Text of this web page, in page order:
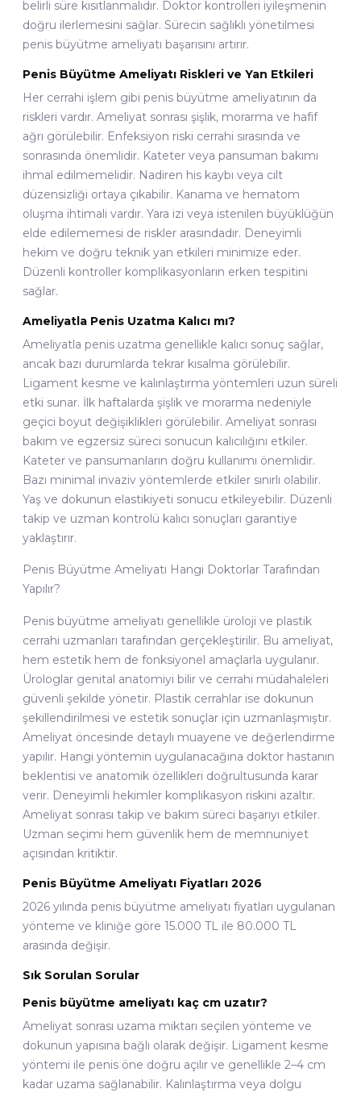
belirli süre kısıtlanmalıdır. Doktor kontrolleri iyileşmenin
doğru ilerlemesini sağlar. Sürecin sağlıklı yönetilmesi
penis büyütme ameliyatı başarısını artırır.
Penis Büyütme Ameliyatı Riskleri ve Yan Etkileri
Her cerrahi işlem gibi penis büyütme ameliyatının da
riskleri vardır. Ameliyat sonrası şişlik, morarma ve hafif
ağrı görülebilir. Enfeksiyon riski cerrahi sırasında ve
sonrasında önemlidir. Kateter veya pansuman bakımı
ihmal edilmemelidir. Nadiren his kaybı veya cilt
düzensizliği ortaya çıkabilir. Kanama ve hematom
oluşma ihtimali vardır. Yara izi veya istenilen büyüklüğün
elde edilememesi de riskler arasındadır. Deneyimli
hekim ve doğru teknik yan etkileri minimize eder.
Düzenli kontroller komplikasyonların erken tespitini
sağlar.
Ameliyatla Penis Uzatma Kalıcı mı?
Ameliyatla penis uzatma genellikle kalıcı sonuç sağlar,
ancak bazı durumlarda tekrar kısalma görülebilir.
Ligament kesme ve kalınlaştırma yöntemleri uzun süreli
etki sunar. İlk haftalarda şişlik ve morarma nedeniyle
geçici boyut değişiklikleri görülebilir. Ameliyat sonrası
bakım ve egzersiz süreci sonucun kalıcılığını etkiler.
Kateter ve pansumanların doğru kullanımı önemlidir.
Bazı minimal invaziv yöntemlerde etkiler sınırlı olabilir.
Yaş ve dokunun elastikiyeti sonucu etkileyebilir. Düzenli
takip ve uzman kontrolü kalıcı sonuçları garantiye
yaklaştırır.
Penis Büyütme Ameliyatı Hangi Doktorlar Tarafından
Yapılır?
Penis büyütme ameliyatı genellikle üroloji ve plastik
cerrahi uzmanları tarafından gerçekleştirilir. Bu ameliyat,
hem estetik hem de fonksiyonel amaçlarla uygulanır.
Ürologlar genital anatomiyi bilir ve cerrahi müdahaleleri
güvenli şekilde yönetir. Plastik cerrahlar ise dokunun
şekillendirilmesi ve estetik sonuçlar için uzmanlaşmıştır.
Ameliyat öncesinde detaylı muayene ve değerlendirme
yapılır. Hangi yöntemin uygulanacağına doktor hastanın
beklentisi ve anatomik özellikleri doğrultusunda karar
verir. Deneyimli hekimler komplikasyon riskini azaltır.
Ameliyat sonrası takip ve bakım süreci başarıyı etkiler.
Uzman seçimi hem güvenlik hem de memnuniyet
açısından kritiktir.
Penis Büyütme Ameliyatı Fiyatları 2026
2026 yılında penis büyütme ameliyatı fiyatları uygulanan
yönteme ve kliniğe göre 15.000 TL ile 80.000 TL
arasında değişir.
Sık Sorulan Sorular
Penis büyütme ameliyatı kaç cm uzatır?
Ameliyat sonrası uzama miktarı seçilen yönteme ve
dokunun yapısına bağlı olarak değişir. Ligament kesme
yöntemi ile penis öne doğru açılır ve genellikle 2–4 cm
kadar uzama sağlanabilir. Kalınlaştırma veya dolgu